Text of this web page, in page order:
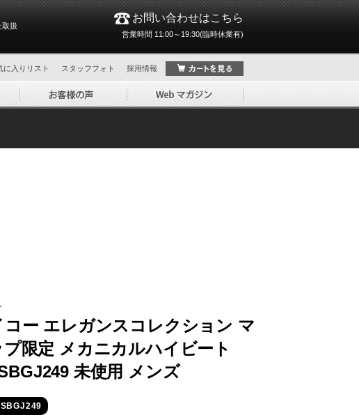
取扱
お問い合わせはこちら
営業時間 11:00～19:30(臨時休業有)
に入りリスト スタッフフォト 採用情報
ー エレガンスコレクション マ
限定 メカニカルハイビート
未使用 メンズ